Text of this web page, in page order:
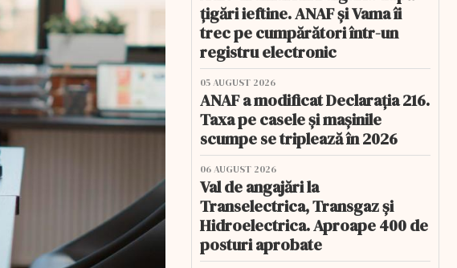
țigări ieftine. ANAF și Vama îi
trec pe cumpărători într-un
registru electronic
05 AUGUST 2026
ANAF a modificat Declarația 216.
Taxa pe casele și mașinile
scumpe se triplează în 2026
06 AUGUST 2026
Val de angajări la
Transelectrica, Transgaz și
Hidroelectrica. Aproape 400 de
posturi aprobate